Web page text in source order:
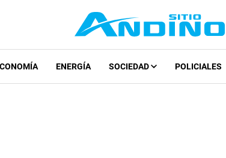
ENERGÍA SOCIEDAD POLICIALES